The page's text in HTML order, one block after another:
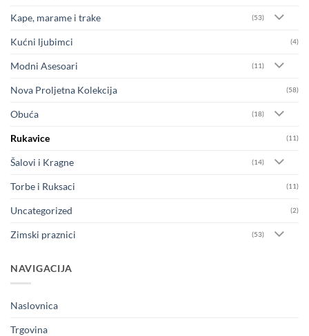
Kape, marame i trake (53)
Kućni ljubimci (4)
Modni Asesoari (11)
Nova Proljetna Kolekcija (58)
Obuća (18)
Rukavice (11)
Šalovi i Kragne (14)
Torbe i Ruksaci (11)
Uncategorized (2)
Zimski praznici (53)
NAVIGACIJA
Naslovnica
Trgovina